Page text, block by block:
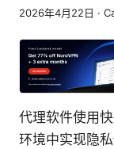
2026年4月22日 ·
代理软件使用
环境中实现隐